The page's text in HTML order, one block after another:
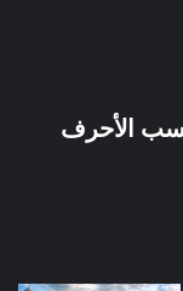
الأحرف